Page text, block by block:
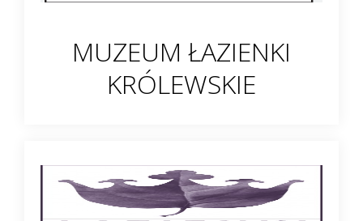
MUZEUM ŁAZIENKI
KRÓLEWSKIE